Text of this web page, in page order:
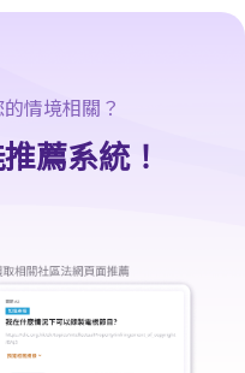
？
，有些則毋須註冊？
擇權約束取決於具體情況
情境相關？
薦系統！